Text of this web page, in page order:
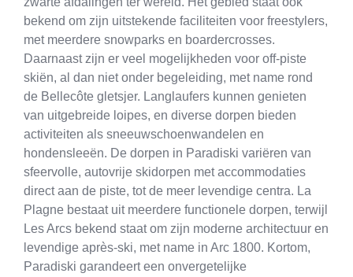
bekend om zijn uitstekende faciliteiten voor freestylers,
met meerdere snowparks en boardercrosses.
Daarnaast zijn er veel mogelijkheden voor off-piste
skiën, al dan niet onder begeleiding, met name rond
de Bellecôte gletsjer. Langlaufers kunnen genieten
van uitgebreide loipes, en diverse dorpen bieden
activiteiten als sneeuwschoenwandelen en
hondensleeën. De dorpen in Paradiski variëren van
sfeervolle, autovrije skidorpen met accommodaties
direct aan de piste, tot de meer levendige centra. La
Plagne bestaat uit meerdere functionele dorpen, terwijl
Les Arcs bekend staat om zijn moderne architectuur en
levendige après-ski, met name in Arc 1800. Kortom,
Paradiski garandeert een onvergetelijke